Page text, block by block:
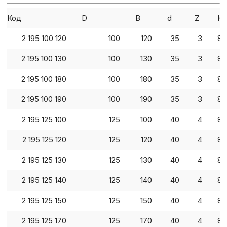
Код D B d Z
2 195 100 120 100 120 35 3
2 195 100 130 100 130 35 3
2 195 100 180 100 180 35 3
2 195 100 190 100 190 35 3
2 195 125 100 125 100 40 4
2 195 125 120 125 120 40 4
2 195 125 130 125 130 40 4
2 195 125 140 125 140 40 4
2 195 125 150 125 150 40 4
2 195 125 170 125 170 40 4